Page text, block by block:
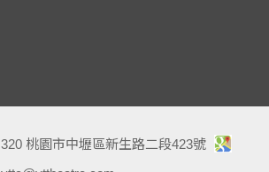
320 桃園市中壢區新生路二段423號